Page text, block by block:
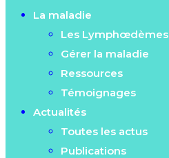
La maladie
Les Lymphœdèmes
Gérer la maladie
Ressources
Témoignages
Actualités
Toutes les actus
Publications